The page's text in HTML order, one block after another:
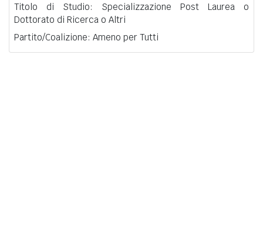
Titolo di Studio: Specializzazione Post Laurea o
Dottorato di Ricerca o Altri
Partito/Coalizione: Ameno per Tutti